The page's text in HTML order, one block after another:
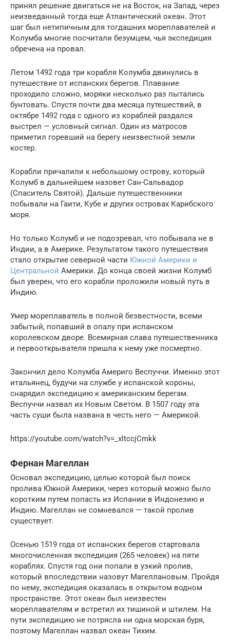
принял решение двигаться не на Восток, на Запад, через
неизведанный тогда еще Атлантический океан. Этот
шаг был нетипичным для тогдашних мореплавателей и
Колумба многие посчитали безумцем, чья экспедиция
обречена на провал.
Летом 1492 года три корабля Колумба двинулись в
путешествие от испанских берегов. Плавание
проходило сложно, моряки несколько раз пытались
бунтовать. Спустя почти два месяца путешествий, в
октябре 1492 года с одного из кораблей раздался
выстрел — условный сигнал. Один из матросов
приметил горевший на берегу неизвестной земли
костер.
Корабли причалили к небольшому острову, который
Колумб в дальнейшем назовет Сан-Сальвадор
(Спаситель Святой). Дальше путешественники
побывали на Гаити, Кубе и других островах Карибского
моря.
Но только Колумб и не подозревал, что побывала не в
Индии, а в Америке. Результатом такого путешествия
стало открытие северной части Южной Америки и
Центральной Америки. До конца своей жизни Колумб
был уверен, что его корабли проложили новый путь в
Индию.
Умер мореплаватель в полной безвестности, всеми
забытый, попавший в опалу при испанском
королевском дворе. Всемирная слава путешественника
и первооткрывателя пришла к нему уже посмертно.
Закончил дело Колумба Америго Веспуччи. Именно этот
итальянец, будучи на службе у испанской короны,
снарядил экспедицию к американским берегам.
Веспуччи назвал их Новым Светом. В 1507 году эта
часть суши была названа в честь него — Америкой.
https://youtube.com/watch?v=_xltccjCmkk
Фернан Магеллан
Основал экспедицию, целью которой был поиск
пролива Южной Америки, через который можно было
коротким путем попасть из Испании в Индонезию и
Индию. Магеллан не сомневался — такой пролив
существует.
Осенью 1519 года от испанских берегов стартовала
многочисленная экспедиция (265 человек) на пяти
кораблях. Спустя год они попали в узкий пролив,
который впоследствии назовут Магеллановым. Пройдя
по нему, экспедиция оказалась в открытом водном
пространстве. Этот океан был неизвестен
мореплавателям и встретил их тишиной и штилем. На
пути экспедицию не потрясла ни одна морская буря,
поэтому Магеллан назвал океан Тихим.